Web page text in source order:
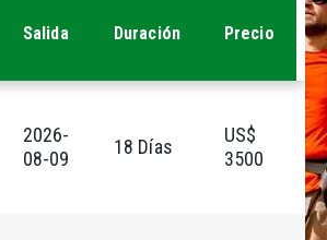
Salida Duración Precio
2026-
08-09
18 Días
US$
3500